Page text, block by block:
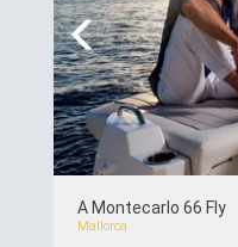
Previous
A Montecarlo 66 Fly
Mallorca